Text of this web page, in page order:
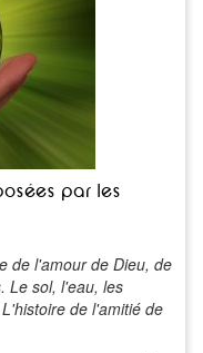
par les
de l'amour de Dieu, de
Le sol, l'eau, les
de l'amitié de